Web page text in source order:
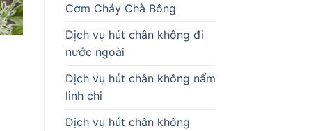
Cơm Cháy Chà Bông
Dịch vụ hút chân không đi
nước ngoài
Dịch vụ hút chân không nấm
linh chi
Dịch vụ hút chân không